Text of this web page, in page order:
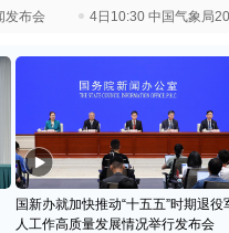
发布会 4日10:30 中国气象局
国新办就加快推动“十五五”时期退役
人工作高质量发展情况举行发布会